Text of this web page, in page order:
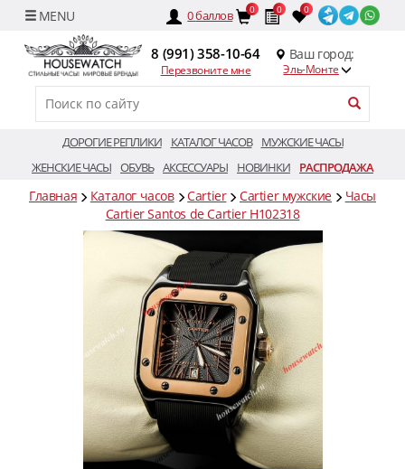
0баллов 0 0 0
8 (991) 358-10-64
Перезвоните мне
Ваш город:
Эль-Монте
ДОРОГИЕ РЕПЛИКИ КАТАЛОГ ЧАСОВ
МУЖСКИЕ ЧАСЫ
ЖЕНСКИЕ ЧАСЫ ОБУВЬ АКСЕССУАРЫ НОВИНКИ РАСПРОДАЖА
Главная Каталог часов Cartier Cartier мужские
Часы
Cartier Santos de Cartier H102318